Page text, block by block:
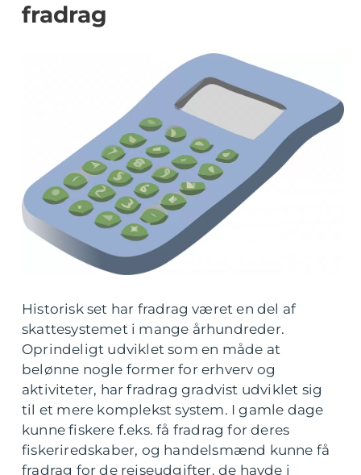
fradrag
Historisk set har fradrag været en del af
skattesystemet i mange århundreder.
Oprindeligt udviklet som en måde at
belønne nogle former for erhverv og
aktiviteter, har fradrag gradvist udviklet sig
til et mere komplekst system. I gamle dage
kunne fiskere f.eks. få fradrag for deres
fiskeriredskaber, og handelsmænd kunne få
fradrag for de rejseudgifter, de havde i